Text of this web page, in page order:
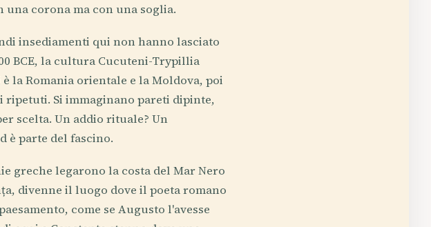
corona ma con una soglia.
insediamenti qui non hanno lasciato
BCE, la cultura Cucuteni-Trypillia
la Romania orientale e la Moldova, poi
Si immaginano pareti dipinte,
scelta. Un addio rituale? Un
è parte del fascino.
greche legarono la costa del Mar Nero
divenne il luogo dove il poeta romano
come se Augusto l'avesse